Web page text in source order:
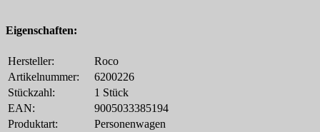
Eigenschaften:
Hersteller:
Roco
Artikelnummer:
6200226
Stückzahl:
1 Stück
EAN:
9005033385194
Produktart:
Personenwagen